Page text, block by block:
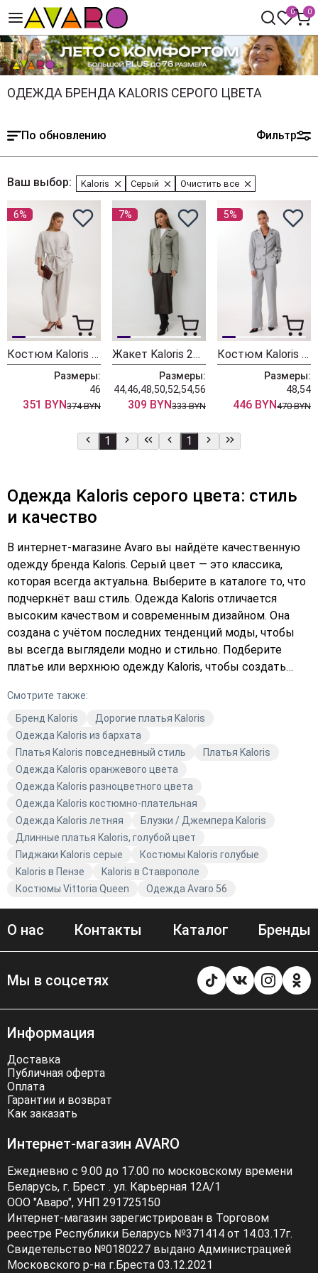
0 0
ОДЕЖДА БРЕНДА KALORIS СЕРОГО ЦВЕТА
По обновлению Фильтр
Ваш выбор: Kaloris Серый Очистить все
6%
Костюм Kaloris 2304
Размеры:
46
351 BYN374 BYN
7%
Жакет Kaloris 2247
Размеры:
44,46,48,50,52,54,56
309 BYN333 BYN
5%
Костюм Kaloris 2222
Размеры:
48,54
446 BYN470 BYN
1 1
Одежда Kaloris серого цвета: стиль
и качество
В интернет-магазине Avaro вы найдёте качественную
одежду бренда Kaloris. Серый цвет — это классика,
которая всегда актуальна. Выберите в каталоге то, что
подчеркнёт ваш стиль. Одежда Kaloris отличается
высоким качеством и современным дизайном. Она
создана с учётом последних тенденций моды, чтобы
вы всегда выглядели модно и стильно. Подберите
платье или верхнюю одежду Kaloris, чтобы создать
сейчас и добавьте эти вещи в свой гардероб. Не
упустите возможность приобрести качественную
одежду Kaloris. Оформите заказ прямо сейчас и
наслаждайтесь комфортом и стилем.
Смотрите также:
Бренд Kaloris
Дорогие платья Kaloris
Одежда Kaloris из бархата
Платья Kaloris повседневный стиль
Платья Kaloris
Одежда Kaloris оранжевого цвета
Одежда Kaloris разноцветного цвета
Одежда Kaloris костюмно-плательная
Одежда Kaloris летняя
Блузки / Джемпера Kaloris
Длинные платья Kaloris, голубой цвет
Пиджаки Kaloris серые
Костюмы Kaloris голубые
Kaloris в Пензе
Kaloris в Ставрополе
Костюмы Vittoria Queen
Одежда Avaro 56
О нас Контакты Каталог Бренды
Мы в соцсетях
Информация
Доставка
Публичная оферта
Оплата
Гарантии и возврат
Как заказать
Интернет-магазин AVARO
Ежедневно с 9.00 до 17.00 по московскому времени
Беларусь, г. Брест . ул. Карьерная 12А/1
ООО "Аваро", УНП 291725150
Интернет-магазин зарегистрирован в Торговом
реестре Республики Беларусь №371414 от 14.03.17г.
Свидетельство №0180227 выдано Администрацией
Московского р-на г.Бреста 03.12.2021